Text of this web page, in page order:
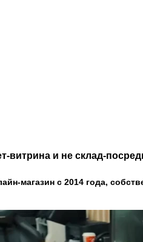
витрина и не склад-
магазин с 2014 года,